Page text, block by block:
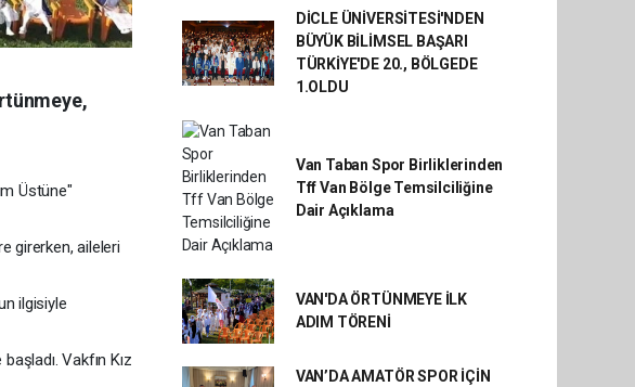
Üstüne"
girerken, aileleri
ilgisiyle
Vakfın Kız
DİCLE ÜNİVERSİTESİ'NDEN
BÜYÜK BİLİMSEL BAŞARI
TÜRKİYE'DE 20., BÖLGEDE
1.OLDU
Van Taban Spor Birliklerinden
Tff Van Bölge Temsilciliğine
Dair Açıklama
VAN'DA ÖRTÜNMEYE İLK
ADIM TÖRENİ
VAN’DA AMATÖR SPOR İÇİN